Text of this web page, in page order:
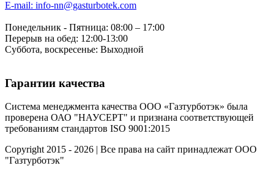
E-mail: info-nn@gasturbotek.com
Понедельник - Пятница: 08:00 – 17:00
Перерыв на обед: 12:00-13:00
Суббота, воскресенье: Выходной
Гарантии качества
Система менеджмента качества ООО «Газтурботэк» была
проверена ОАО "НАУСЕРТ" и признана соответствующей
требованиям стандартов ISO 9001:2015
Copyright 2015 - 2026 | Все права на сайт принадлежат ООО
"Газтурботэк"